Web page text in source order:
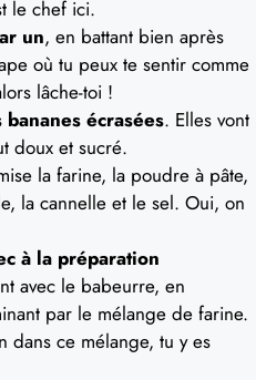
le chef ici.
un, en battant bien après
où tu peux te sentir comme
lâche-toi !
écrasées. Elles vont
doux et sucré.
la farine, la poudre à pâte,
la cannelle et le sel. Oui, on
à la préparation
avec le babeurre, en
par le mélange de farine.
dans ce mélange, tu y es